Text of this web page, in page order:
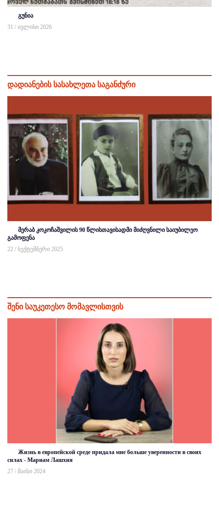
გუნია
31 / ივლისი 2026
დადიანების სასახლეთა საგანძური
მერაბ კოკოჩაშვილის 90 წლისთავისადმი მიძღვნილი საიუბილეო
გამოფენა
22 / სექტემბერი 2025
შენი საუკეთესო მომავლისთვის
Жизнь в европейской среде придала мне больше уверенности в своих
силах - Мариам Лашхия
27 / მაისი 2024